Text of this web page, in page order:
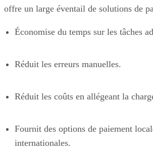
offre un large éventail de solutions de
Économise du temps sur les tâches
Réduit les erreurs manuelles.
Réduit les coûts en allégeant la
Fournit des options de paiement
internationales.